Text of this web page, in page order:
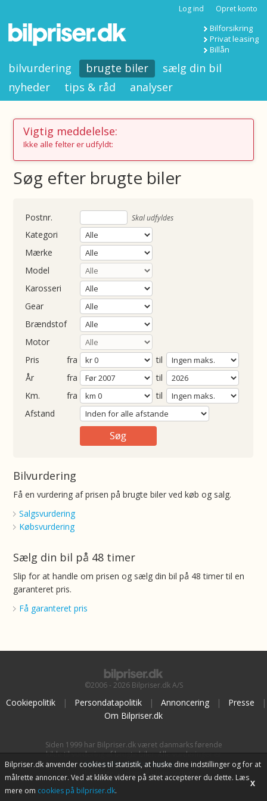
Log ind Opret konto
Bilforsikring
Privat leasing
Billån
bilvurdering brugte biler
sælg din bil
nyheder
tips & råd analyser
Vigtig meddelelse:
Ikke alle felter er udfyldt:
Søg efter brugte biler
Skal udfyldes
Kategori
Mærke
Model
Karosseri
Gear
Brændstof
Motor
Pris
fra
til
fra
til
fra
til
Afstand
Bilvurdering
Få en vurdering af prisen på brugte biler ved køb og salg.
Salgsvurdering
Købsvurdering
Sælg din bil på 48 timer
Slip for at handle om prisen og sælg din bil på 48 timer til en
garanteret pris.
Få garanteret pris
©2006 - 2026 Bilpriser.dk A/S
Cookiepolitik | Persondatapolitik | Annoncering | Presse
|
Om Bilpriser.dk
Siden 1999 har Bilpriser.dk været danmarks førende
kilde til vurdering af brugte biler. Alle vurderinger er
baseret påBilpriserPro Prisberegning , bilbranchens
uafhængige værktøj til bilvurdering.
Bilpriser.dk anvender cookies til statistik, at huske dine indstillinger og for at
målrette annoncer. Ved at klikke videre på sitet accepterer du dette. Læs
mere om cookies på bilpriser.dk.
X